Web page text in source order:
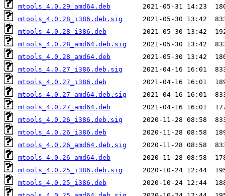
mtools_4.0.29_amd64.deb
mtools_4.0.28_i386.deb.sig
mtools_4.0.28_i386.deb
mtools_4.0.28_amd64.deb.sig
mtools_4.0.28_amd64.deb
mtools_4.0.27_i386.deb.sig
mtools_4.0.27_i386.deb
mtools_4.0.27_amd64.deb.sig
mtools_4.0.27_amd64.deb
mtools_4.0.26_i386.deb.sig
mtools_4.0.26_i386.deb
mtools_4.0.26_amd64.deb.sig
mtools_4.0.26_amd64.deb
mtools_4.0.25_i386.deb.sig
mtools_4.0.25_i386.deb